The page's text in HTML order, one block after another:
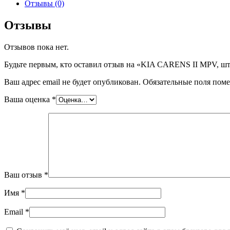
KIA
II
MPV,
Отзывы (0)
Отзывы
Отзывов пока нет.
Будьте первым, кто оставил отзыв на «KIA CARENS II MPV,
Ваш адрес email не будет опубликован. Обязательные поля
Ваша оценка *
Ваш отзыв *
Имя *
Email *